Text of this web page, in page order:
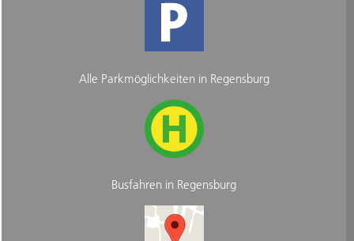
Alle Parkmöglichkeiten in Regensburg
Busfahren in Regensburg